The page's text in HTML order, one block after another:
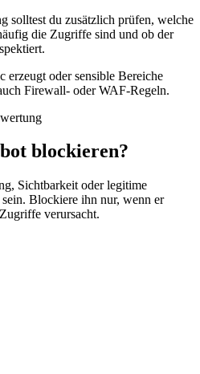
solltest du zusätzlich prüfen, welche
die Zugriffe sind und ob der
oder sensible Bereiche
Firewall- oder WAF-Regeln.
blockieren?
Sichtbarkeit oder legitime
Blockiere ihn nur, wenn er
verursacht.